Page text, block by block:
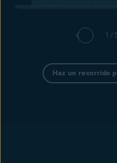
1 /
Haz un recorrido